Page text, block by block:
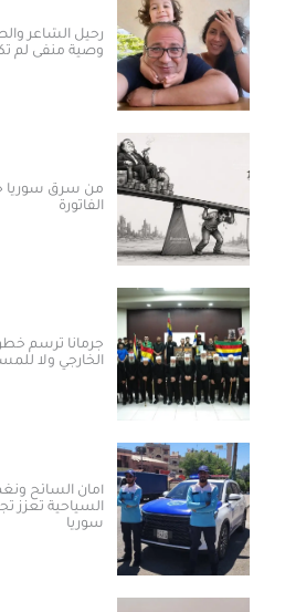
رحيل الشاعر والصحفي
وصية منفى لم تكتمل
من سرق سوريا حرّ.. ومن لم
الفاتورة
جرمانا ترسم خطوطها
الخارجي ولا للمساس بالسلم
أمان السائح ونغمات الوطن:
السياحية تعزز تجربة العودة